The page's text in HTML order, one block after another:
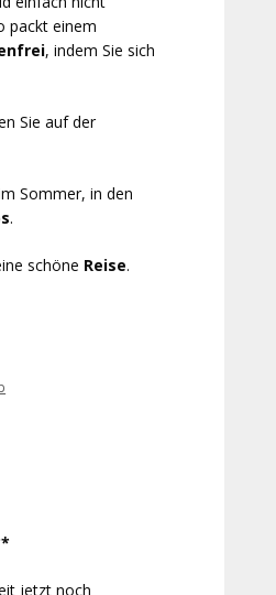
packt einem
, indem Sie sich
Sie auf der
Sommer, in den
.
schöne Reise.
jetzt noch